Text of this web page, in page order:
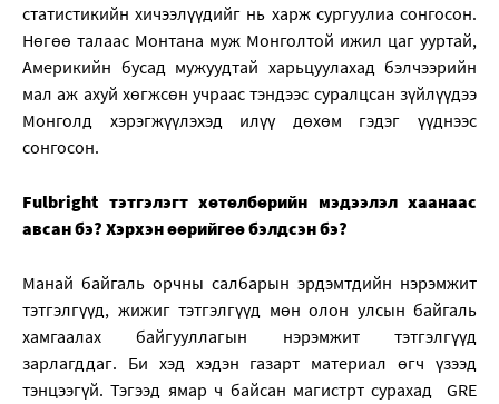
статистикийн хичээлүүдийг нь харж сургуулиа сонгосон.
Нөгөө талаас Монтана муж Монголтой ижил цаг ууртай,
Америкийн бусад мужуудтай харьцуулахад бэлчээрийн
мал аж ахуй хөгжсөн учраас тэндээс суралцсан зүйлүүдээ
Монголд хэрэгжүүлэхэд илүү дөхөм гэдэг үүднээс
сонгосон.
Fulbright тэтгэлэгт хөтөлбөрийн мэдээлэл хаанаас
авсан бэ? Хэрхэн өөрийгөө бэлдсэн бэ?
Манай байгаль орчны салбарын эрдэмтдийн нэрэмжит
тэтгэлгүүд, жижиг тэтгэлгүүд мөн олон улсын байгаль
хамгаалах байгууллагын нэрэмжит тэтгэлгүүд
зарлагддаг. Би хэд хэдэн газарт материал өгч үзээд
тэнцээгүй. Тэгээд ямар ч байсан магистрт сурахад GRE